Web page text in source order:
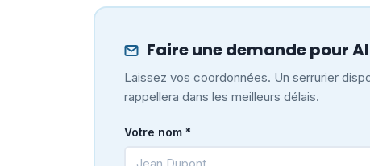
Faire une demande pour
Laissez vos coordonnées. Un serrurier
rappellera dans les meilleurs délais.
Votre nom *